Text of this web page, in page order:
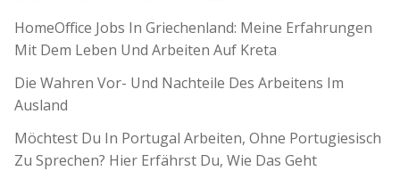
HomeOffice Jobs In Griechenland: Meine Erfahrungen
Mit Dem Leben Und Arbeiten Auf Kreta
Die Wahren Vor- Und Nachteile Des Arbeitens Im
Ausland
Möchtest Du In Portugal Arbeiten, Ohne Portugiesisch
Zu Sprechen? Hier Erfährst Du, Wie Das Geht